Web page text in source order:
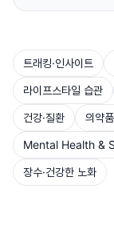
산 섭취하는 것이
트래킹·인사이트
라이프스타일 습관
건강·질환
의약
Mental Health &
장수·건강한 노화